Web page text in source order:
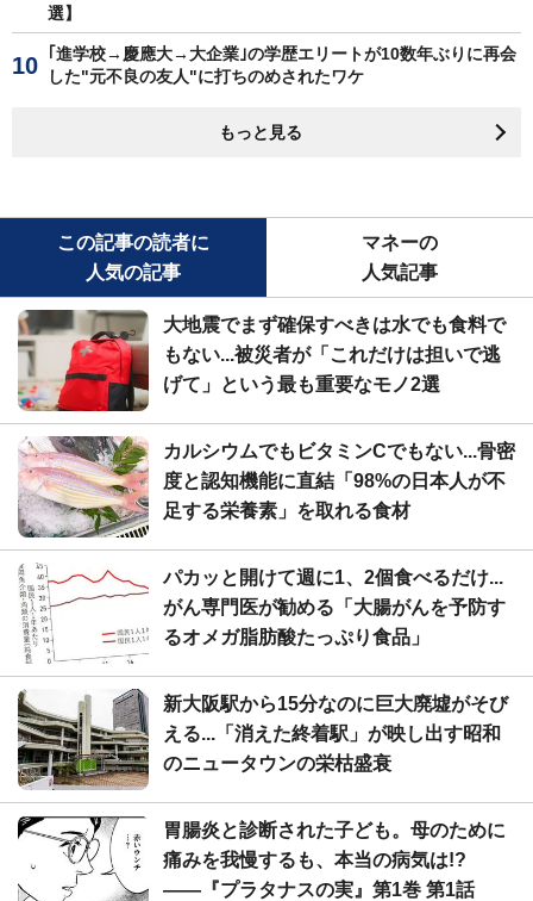
選】
｢進学校→慶應大→大企業｣の学歴エリートが10数年ぶりに再会
した"元不良の友人"に打ちのめされたワケ
もっと見る
この記事の読者に
人気の記事
マネーの
人気記事
大地震でまず確保すべきは水でも食料で
もない...被災者が「これだけは担いで逃
げて」という最も重要なモノ2選
カルシウムでもビタミンCでもない...骨密
度と認知機能に直結「98%の日本人が不
足する栄養素」を取れる食材
パカッと開けて週に1、2個食べるだけ...
がん専門医が勧める「大腸がんを予防す
るオメガ脂肪酸たっぷり食品」
新大阪駅から15分なのに巨大廃墟がそび
える...「消えた終着駅」が映し出す昭和
のニュータウンの栄枯盛衰
胃腸炎と診断された子ども。母のために
痛みを我慢するも、本当の病気は!?
――『プラタナスの実』第1巻 第1話